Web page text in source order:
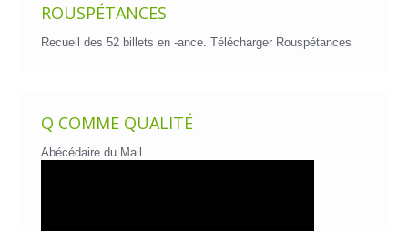
ROUSPÉTANCES
Recueil des 52 billets en -ance. Télécharger Rouspétances
Q COMME QUALITÉ
Abécédaire du Mail